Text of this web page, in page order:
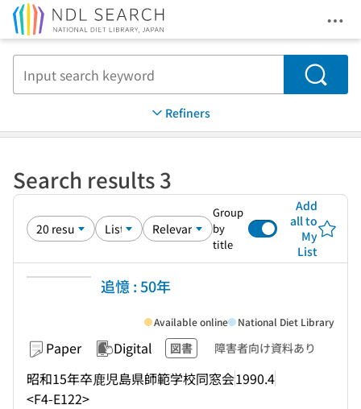
Search
Refiners
Search results 3
Group
by
title
Add
all to
My
List
追憶 : 50年
Paper Digital 図書 障害者向け資料あり
昭和15年卒鹿児島県師範学校同窓会1990.4
<F4-E122>
Available online National Diet Library